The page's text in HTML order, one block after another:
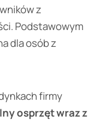
z
Podstawowym
dla osób z
firmy
osprzęt wraz z